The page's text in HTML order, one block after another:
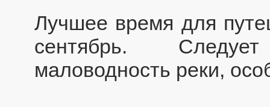
Лучшее время для
сентябрь.
маловодность реки,